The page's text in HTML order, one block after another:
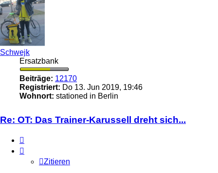
Schwejk
Ersatzbank
Beiträge: 12170
Registriert: Do 13. Jun 2019, 19:46
Wohnort: stationed in Berlin
Re: OT: Das Trainer-Karussell dreht sich...
Zitieren